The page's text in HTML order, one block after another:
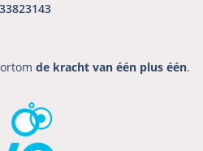
de kracht van één plus één.